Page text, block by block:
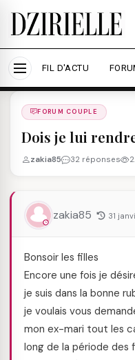
Nous utilisons des
expérience et
Accepter
FIL D'ACTU
Forums
FORUM COUPLE
Dois je lui
zakia85 32 réponses
zakia85 31
Bonsoir les filles
Encore une fois je
je suis dans la bonne
je voulais vous
mon ex-mari tout les
long de la période des